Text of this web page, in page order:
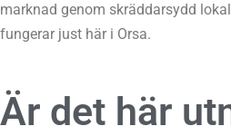
marknad genom skräddarsydd
fungerar just här i Orsa.
Är det här